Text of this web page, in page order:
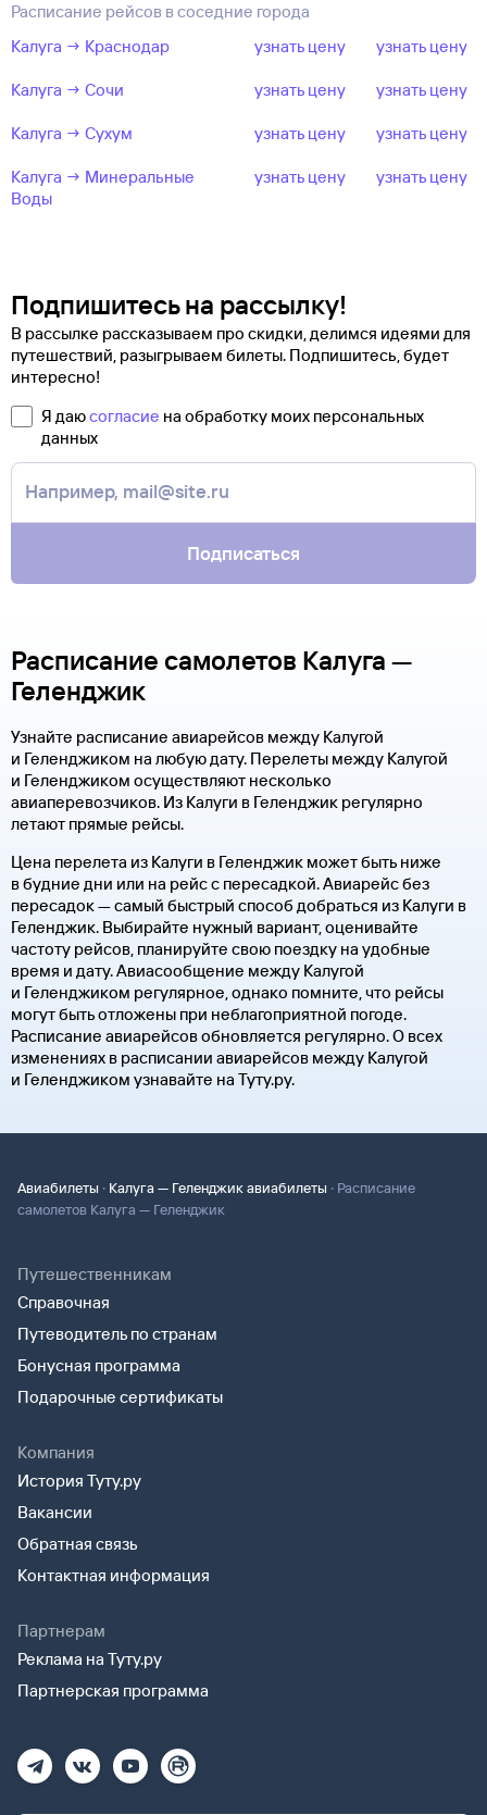
Расписание рейсов в соседние города
Калуга → Краснодар
узнать цену узнать цену
Калуга → Сочи узнать цену узнать цену
Калуга → Сухум узнать цену узнать цену
Калуга → Минеральные
Воды
узнать цену узнать цену
Подпишитесь на рассылку!
В рассылке рассказываем про скидки, делимся идеями для
путешествий, разыгрываем билеты. Подпишитесь, будет
интересно!
Я даюсогласие на обработку моих персональных
данных
Подписаться
Расписание самолетов Калуга —
Геленджик
Узнайте расписание авиарейсов между Калугой
и Геленджиком на любую дату. Перелеты между Калугой
и Геленджиком осуществляют несколько
авиаперевозчиков. Из Калуги в Геленджик регулярно
летают прямые рейсы.
Цена перелета из Калуги в Геленджик может быть ниже
в будние дни или на рейс с пересадкой. Авиарейс без
пересадок — самый быстрый способ добраться из Калуги в
Геленджик. Выбирайте нужный вариант, оценивайте
частоту рейсов, планируйте свою поездку на удобные
время и дату. Авиасообщение между Калугой
и Геленджиком регулярное, однако помните, что рейсы
могут быть отложены при неблагоприятной погоде.
Расписание авиарейсов обновляется регулярно. О всех
изменениях в расписании авиарейсов между Калугой
и Геленджиком узнавайте на Туту.ру.
Авиабилеты · Калуга — Геленджик авиабилеты · Расписание
самолетов Калуга — Геленджик
Путешественникам
Справочная
Путеводитель по странам
Бонусная программа
Подарочные сертификаты
Компания
История Туту.ру
Вакансии
Обратная связь
Контактная информация
Партнерам
Реклама на Туту.ру
Партнерская программа